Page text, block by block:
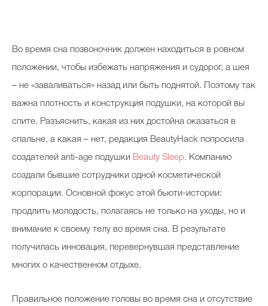
Во время сна позвоночник должен находиться в ровном
положении, чтобы избежать напряжения и судорог, а шея
– не «заваливаться» назад или быть поднятой. Поэтому так
важна плотность и конструкция подушки, на которой вы
спите. Разъяснить, какая из них достойна оказаться в
спальне, а какая – нет, редакция BeautyHack попросила
создателей anti-age подушки Beauty Sleep. Компанию
создали бывшие сотрудники одной косметической
корпорации. Основной фокус этой бьюти-истории:
продлить молодость, полагаясь не только на уходы, но и
внимание к своему телу во время сна. В результате
получилась инновация, перевернувшая представление
многих о качественном отдыхе.
Правильное положение головы во время сна и отсутствие